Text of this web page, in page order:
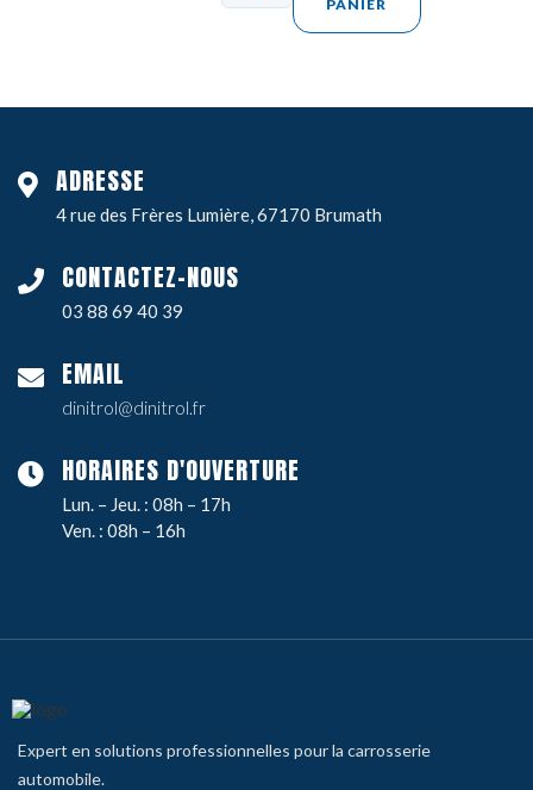
PANIER
ADRESSE
4 rue des Frères Lumière, 67170 Brumath
CONTACTEZ-NOUS
03 88 69 40 39
EMAIL
dinitrol@dinitrol.fr
HORAIRES D'OUVERTURE
Lun. – Jeu. : 08h – 17h
Ven. : 08h – 16h
Expert en solutions professionnelles pour la carrosserie
automobile.